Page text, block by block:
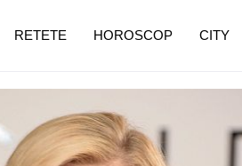
RETETE HOROSCOP CITY
de dureroasă este investigația